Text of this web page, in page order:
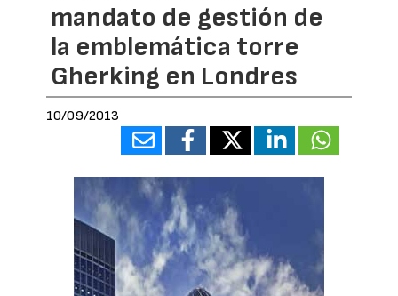
mandato de gestión de
la emblemática torre
Gherking en Londres
10/09/2013